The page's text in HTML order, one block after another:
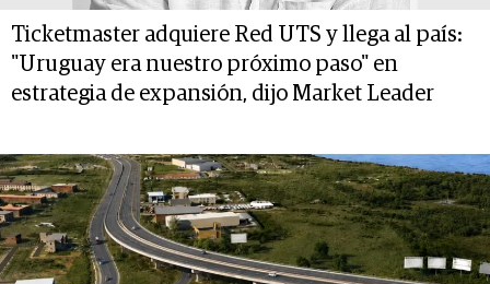
Ticketmaster adquiere Red UTS y llega al país:
"Uruguay era nuestro próximo paso" en
estrategia de expansión, dijo Market Leader